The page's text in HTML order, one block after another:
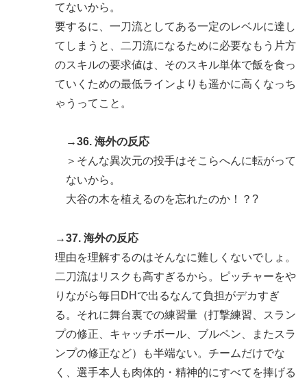
てないから。
要するに、一刀流としてある一定のレベルに達し
てしまうと、二刀流になるために必要なもう片方
のスキルの要求値は、そのスキル単体で飯を食っ
ていくための最低ラインよりも遥かに高くなっち
ゃうってこと。
→36. 海外の反応
＞そんな異次元の投手はそこらへんに転がって
ないから。
大谷の木を植えるのを忘れたのか！？?
→37. 海外の反応
理由を理解するのはそんなに難しくないでしょ。
二刀流はリスクも高すぎるから。ピッチャーをや
りながら毎日DHで出るなんて負担がデカすぎ
る。それに舞台裏での練習量（打撃練習、スラン
プの修正、キャッチボール、ブルペン、またスラ
ンプの修正など）も半端ない。チームだけでな
く、選手本人も肉体的・精神的にすべてを捧げる